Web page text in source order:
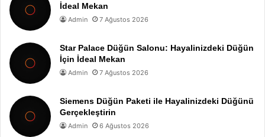
İdeal Mekan
Admin 7 Ağustos 2026
Star Palace Düğün Salonu: Hayalinizdeki Düğün
İçin İdeal Mekan
Admin 7 Ağustos 2026
Siemens Düğün Paketi ile Hayalinizdeki Düğünü
Gerçekleştirin
Admin 6 Ağustos 2026